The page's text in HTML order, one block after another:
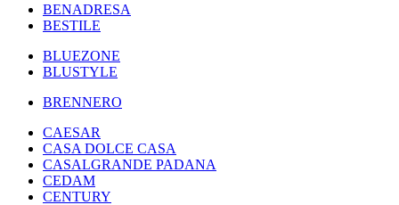
BENADRESA
BESTILE
BLUEZONE
BLUSTYLE
BRENNERO
CAESAR
CASA DOLCE CASA
CASALGRANDE PADANA
CEDAM
CENTURY